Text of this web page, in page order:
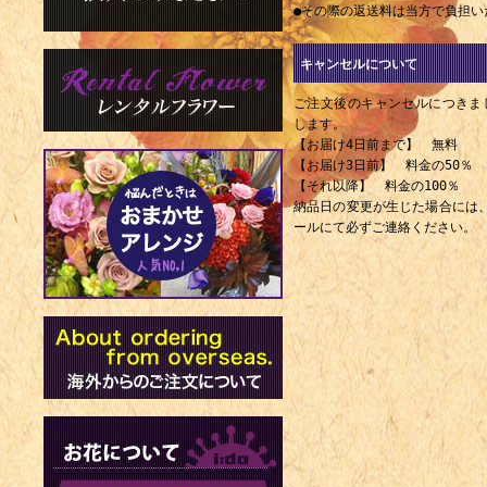
（+ 1909年
1858年 - ア
系の発案者
1867年（慶
大臣・逓信
1872年 - ア
曲家（+
1878年 - カ
1967年）
1898年 - ジ
家（+ 1965
1902年 - 今
1992年）
1903年 - モ
（+ 1993年
●その際の返送料は当方で負担
キャンセルについて
ご注文後のキャンセルにつき
します。
【お届け4日前まで】 無料
【お届け3日前】 料金の50％
【それ以降】 料金の100％
納品日の変更が生じた場合には
ールにて必ずご連絡ください。